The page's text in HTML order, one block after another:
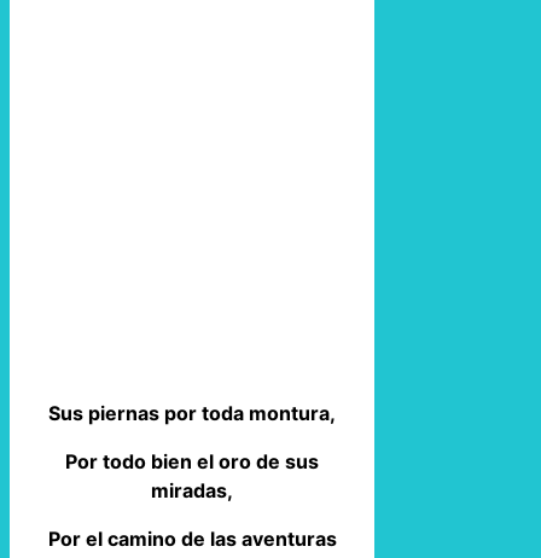
Sus piernas por toda montura,
Por todo bien el oro de sus
miradas,
Por el camino de las aventuras